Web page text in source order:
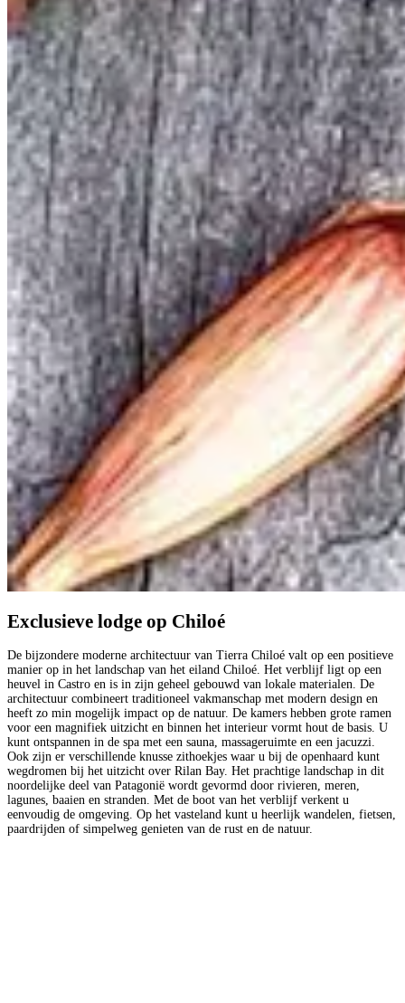
Exclusieve lodge op Chiloé
De bijzondere moderne architectuur van Tierra Chiloé valt op een positieve
manier op in het landschap van het eiland Chiloé. Het verblijf ligt op een
heuvel in Castro en is in zijn geheel gebouwd van lokale materialen. De
architectuur combineert traditioneel vakmanschap met modern design en
heeft zo min mogelijk impact op de natuur. De kamers hebben grote ramen
voor een magnifiek uitzicht en binnen het interieur vormt hout de basis. U
kunt ontspannen in de spa met een sauna, massageruimte en een jacuzzi.
Ook zijn er verschillende knusse zithoekjes waar u bij de openhaard kunt
wegdromen bij het uitzicht over Rilan Bay. Het prachtige landschap in dit
noordelijke deel van Patagonië wordt gevormd door rivieren, meren,
lagunes, baaien en stranden. Met de boot van het verblijf verkent u
eenvoudig de omgeving. Op het vasteland kunt u heerlijk wandelen, fietsen,
paardrijden of simpelweg genieten van de rust en de natuur.